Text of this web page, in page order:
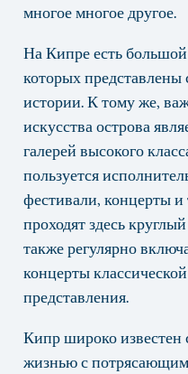
многое многое другое.
На Кипре есть
которых
истории. К тому же,
искусства острова
галерей высокого
пользуется
фестивали, концерты и
проходят здесь
также регулярно
концерты
представления.
Кипр широко
жизнью с